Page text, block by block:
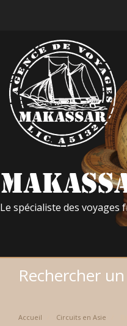
Le spécialiste des voyages
Rechercher
Accueil Circuits en Asie